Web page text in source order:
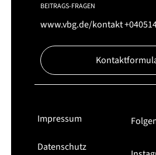
BEITRAGS-FRAGEN
www.vbg.de/kontakt
Impressum
Datenschutz